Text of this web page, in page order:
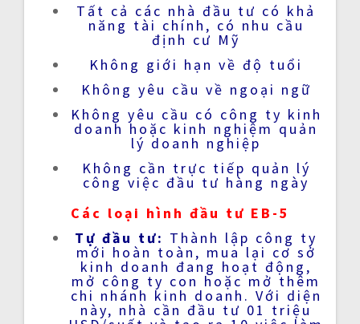
Tất cả các nhà đầu tư có khả
năng tài chính, có nhu cầu
định cư Mỹ
Không giới hạn về độ tuổi
Không yêu cầu về ngoại ngữ
Không yêu cầu có công ty kinh
doanh hoặc kinh nghiệm quản
lý doanh nghiệp
Không cần trực tiếp quản lý
công việc đầu tư hàng ngày
Các loại hình đầu tư EB-5
Tự đầu tư: Thành lập công ty
mới hoàn toàn, mua lại cơ sở
kinh doanh đang hoạt động,
mở công ty con hoặc mở thêm
chi nhánh kinh doanh. Với diện
này, nhà cần đầu tư 01 triệu